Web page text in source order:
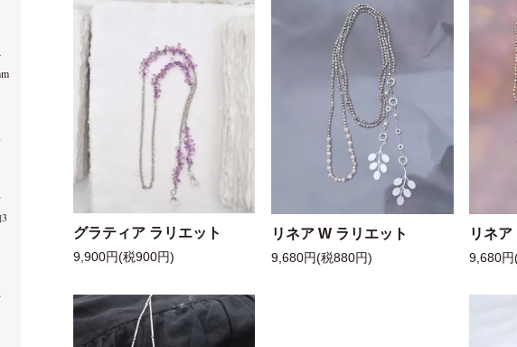
グラティア ラリエット
9,900円(税900円)
リネア W ラリエット
9,680円(税880円)
リネ
9,680